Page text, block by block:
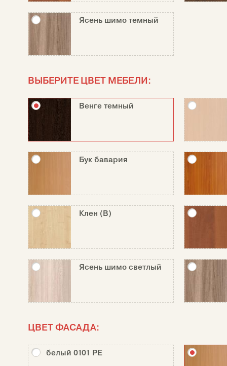
Ясень шимо темный
ВЫБЕРИТЕ ЦВЕТ МЕБЕЛИ:
Венге темный
Бук бавария
Клен (В)
Ясень шимо светлый
ЦВЕТ ФАСАДА:
белый 0101 РЕ